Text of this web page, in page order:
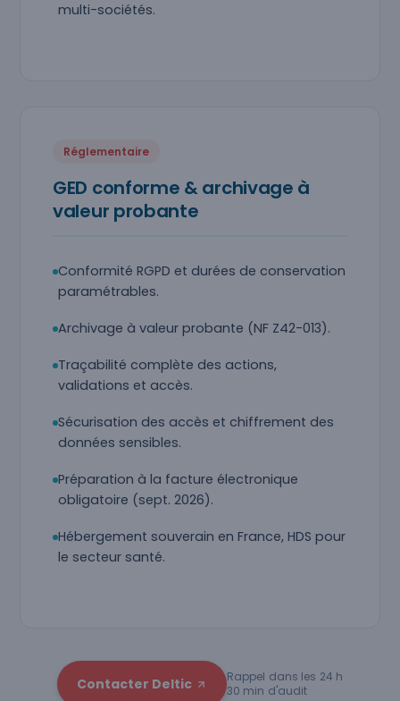
multi-sociétés.
Réglementaire
GED conforme & archivage à
valeur probante
Conformité RGPD et durées de conservation
paramétrables.
Archivage à valeur probante (NF Z42-013).
Traçabilité complète des actions,
validations et accès.
Sécurisation des accès et chiffrement des
données sensibles.
Préparation à la facture électronique
obligatoire (sept. 2026).
Hébergement souverain en France, HDS pour
le secteur santé.
Contacter Deltic
Rappel dans les 24 h
30 min d'audit